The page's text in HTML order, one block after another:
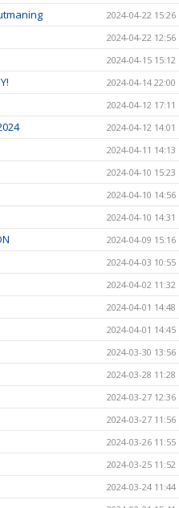
2024-04-22 15:26
2024-04-22 12:56
2024-04-15 15:12
2024-04-14 22:00
2024-04-12 17:11
2024-04-12 14:01
2024-04-11 14:13
2024-04-10 15:23
2024-04-10 14:56
2024-04-10 14:31
2024-04-09 15:16
2024-04-03 10:55
2024-04-02 11:32
2024-04-01 14:48
2024-04-01 14:45
2024-03-30 13:56
2024-03-28 11:28
2024-03-27 12:36
2024-03-27 11:56
2024-03-26 11:55
2024-03-25 11:52
2024-03-24 11:44